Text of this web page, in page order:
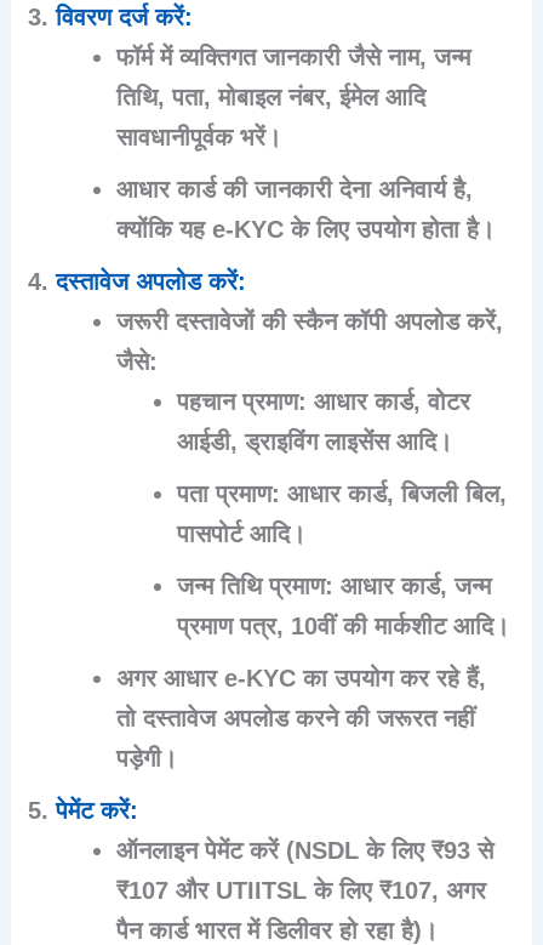
विवरण दर्ज करें:
फॉर्म में व्यक्तिगत जानकारी जैसे नाम, जन्म
तिथि, पता, मोबाइल नंबर, ईमेल आदि
सावधानीपूर्वक भरें।
आधार कार्ड की जानकारी देना अनिवार्य है,
क्योंकि यह e-KYC के लिए उपयोग होता है।
दस्तावेज अपलोड करें:
जरूरी दस्तावेजों की स्कैन कॉपी अपलोड करें,
जैसे:
पहचान प्रमाण: आधार कार्ड, वोटर
आईडी, ड्राइविंग लाइसेंस आदि।
पता प्रमाण: आधार कार्ड, बिजली बिल,
पासपोर्ट आदि।
जन्म तिथि प्रमाण: आधार कार्ड, जन्म
प्रमाण पत्र, 10वीं की मार्कशीट आदि।
अगर आधार e-KYC का उपयोग कर रहे हैं,
तो दस्तावेज अपलोड करने की जरूरत नहीं
पड़ेगी।
पेमेंट करें:
ऑनलाइन पेमेंट करें (NSDL के लिए ₹93 से
₹107 और UTIITSL के लिए ₹107, अगर
पैन कार्ड भारत में डिलीवर हो रहा है)।